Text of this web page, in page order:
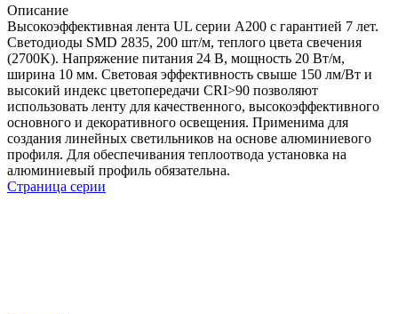
Описание
Высокоэффективная лента UL серии A200 с гарантией 7 лет.
Светодиоды SMD 2835, 200 шт/м, теплого цвета свечения
(2700K). Напряжение питания 24 В, мощность 20 Вт/м,
ширина 10 мм. Световая эффективность свыше 150 лм/Вт и
высокий индекс цветопередачи CRI>90 позволяют
использовать ленту для качественного, высокоэффективного
основного и декоративного освещения. Применима для
создания линейных светильников на основе алюминиевого
профиля. Для обеспечивания теплоотвода установка на
алюминиевый профиль обязательна.
Страница серии